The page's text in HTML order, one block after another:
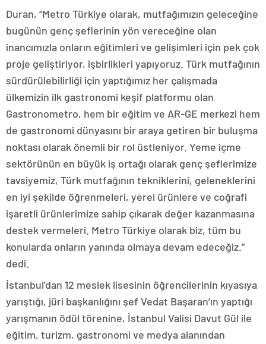
Duran, “Metro Türkiye olarak, mutfağımızın geleceğine
bugünün genç şeflerinin yön vereceğine olan
inancımızla onların eğitimleri ve gelişimleri için pek çok
proje geliştiriyor, işbirlikleri yapıyoruz. Türk mutfağının
sürdürülebilirliği için yaptığımız her çalışmada
ülkemizin ilk gastronomi keşif platformu olan
Gastronometro, hem bir eğitim ve AR-GE merkezi hem
de gastronomi dünyasını bir araya getiren bir buluşma
noktası olarak önemli bir rol üstleniyor. Yeme içme
sektörünün en büyük iş ortağı olarak genç şeflerimize
tavsiyemiz, Türk mutfağının tekniklerini, geleneklerini
en iyi şekilde öğrenmeleri, yerel ürünlere ve coğrafi
işaretli ürünlerimize sahip çıkarak değer kazanmasına
destek vermeleri. Metro Türkiye olarak biz, tüm bu
konularda onların yanında olmaya devam edeceğiz.”
dedi.
İstanbul’dan 12 meslek lisesinin öğrencilerinin kıyasıya
yarıştığı, jüri başkanlığını şef Vedat Başaran’ın yaptığı
yarışmanın ödül törenine, İstanbul Valisi Davut Gül ile
eğitim, turizm, gastronomi ve medya alanından